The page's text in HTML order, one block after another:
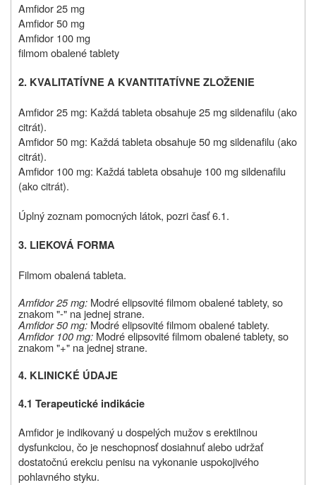
Amfidor 25 mg
Amfidor 50 mg
Amfidor 100 mg
filmom obalené tablety
2. KVALITATÍVNE A KVANTITATÍVNE ZLOŽENIE
Amfidor 25 mg: Každá tableta obsahuje 25 mg sildenafilu (ako
citrát).
Amfidor 50 mg: Každá tableta obsahuje 50 mg sildenafilu (ako
citrát).
Amfidor 100 mg: Každá tableta obsahuje 100 mg sildenafilu
(ako citrát).
Úplný zoznam pomocných látok, pozri časť 6.1.
3. LIEKOVÁ FORMA
Filmom obalená tableta.
Amfidor 25 mg: Modré elipsovité filmom obalené tablety, so
znakom "-" na jednej strane.
Amfidor 50 mg: Modré elipsovité filmom obalené tablety.
Amfidor 100 mg: Modré elipsovité filmom obalené tablety, so
znakom "+" na jednej strane.
4. KLINICKÉ ÚDAJE
4.1 Terapeutické indikácie
Amfidor je indikovaný u dospelých mužov s erektilnou
dysfunkciou, čo je neschopnosť dosiahnuť alebo udržať
dostatočnú erekciu penisu na vykonanie uspokojivého
pohlavného styku.